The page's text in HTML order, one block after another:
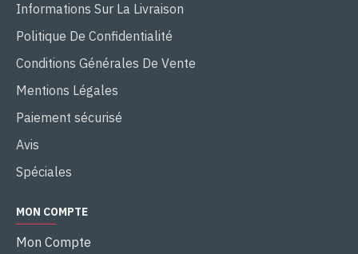
Informations Sur La Livraison
Politique De Confidentialité
Conditions Générales De Vente
Mentions Légales
Paiement sécurisé
Avis
Spéciales
MON COMPTE
Mon Compte